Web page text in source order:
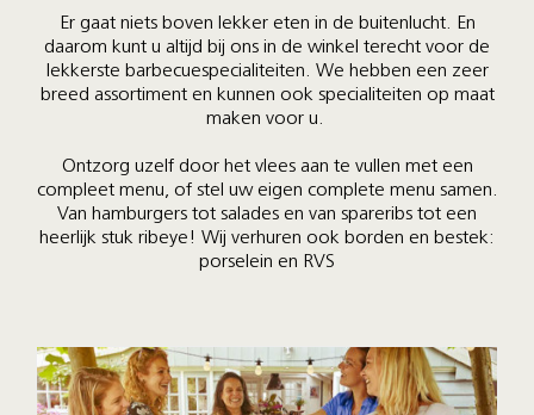
Er gaat niets boven lekker eten in de buitenlucht. En
daarom kunt u altijd bij ons in de winkel terecht voor de
lekkerste barbecuespecialiteiten. We hebben een zeer
breed assortiment en kunnen ook specialiteiten op maat
maken voor u.
Ontzorg uzelf door het vlees aan te vullen met een
compleet menu, of stel uw eigen complete menu samen.
Van hamburgers tot salades en van spareribs tot een
heerlijk stuk ribeye! Wij verhuren ook borden en bestek:
porselein en RVS